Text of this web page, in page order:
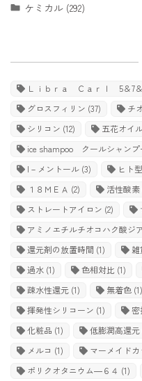
ケミカル (292)
Ｌｉｂｒａ Ｃａｒｌ 5＆7
グロスフィリン (37) チ
シリコン (12) 五花オイ
ice shampoo クールシャンプ
l－メントール (3) ヒト
１８ＭＥＡ (2) 活性酸素
ストレートアイロン (2)
アミノエチルチオコハク酸ジ
還元剤の放置時間 (1)
過水 (1) 色相対比 (1)
疎水性還元 (1) 無着色 (1)
揮発性シリコーン (1) 密
化粧品 (1) 低膨潤高還元
メルコ (1) マーメイドカ
ポリクオタニウム―６４ (1)